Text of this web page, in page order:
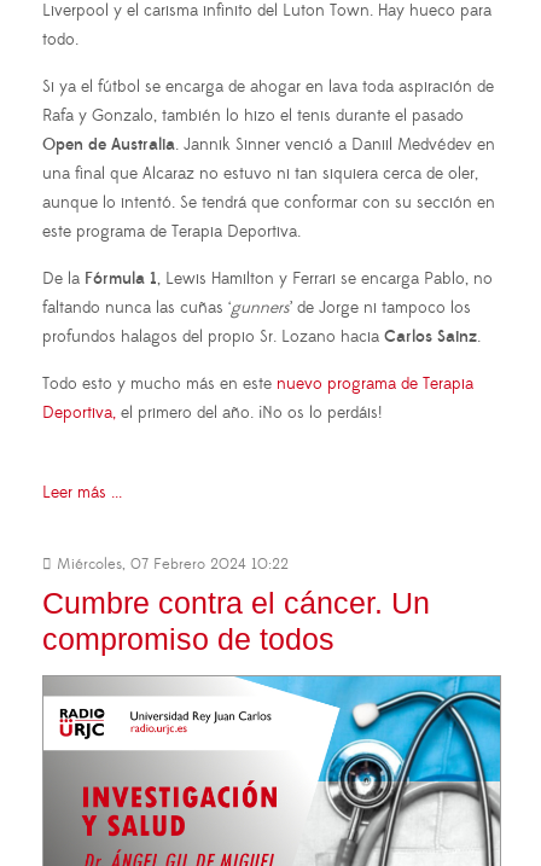
Liverpool y el carisma infinito del Luton Town. Hay hueco para
todo.
Si ya el fútbol se encarga de ahogar en lava toda aspiración de
Rafa y Gonzalo, también lo hizo el tenis durante el pasado
Open de Australia. Jannik Sinner venció a Daniil Medvédev en
una final que Alcaraz no estuvo ni tan siquiera cerca de oler,
aunque lo intentó. Se tendrá que conformar con su sección en
este programa de Terapia Deportiva.
De la Fórmula 1, Lewis Hamilton y Ferrari se encarga Pablo, no
faltando nunca las cuñas ‘gunners’ de Jorge ni tampoco los
profundos halagos del propio Sr. Lozano hacia Carlos Sainz.
Todo esto y mucho más en este nuevo programa de Terapia
Deportiva, el primero del año. ¡No os lo perdáis!
Leer más ...
Miércoles, 07 Febrero 2024 10:22
Cumbre contra el cáncer. Un
compromiso de todos